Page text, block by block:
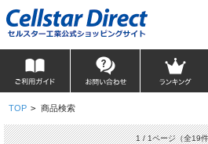
TOP > 商品検索
1 / 1ページ（全19